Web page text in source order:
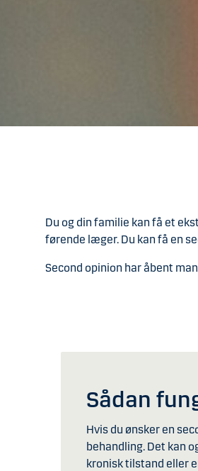
Du og din familie kan få et
førende læger. Du kan få en
Second opinion har åbent
Sådan
Hvis du ønsker en
behandling. Det kan
kronisk tilstand eller